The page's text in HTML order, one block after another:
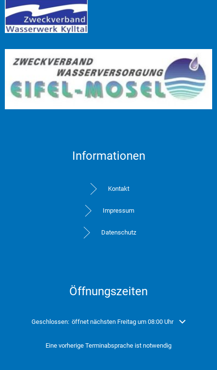
Informationen
Kontakt
Impressum
Datenschutz
Öffnungszeiten
Klicken, um weitere Öffnungs- oder Schließzeiten auszublenden
Geschlossen: öffnet nächsten Freitag um 08:00 Uhr
Eine vorherige Terminabsprache ist notwendig